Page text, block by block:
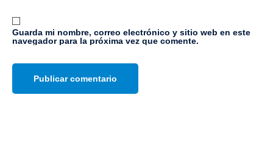
Guarda mi nombre, correo electrónico y sitio web en este
navegador para la próxima vez que comente.